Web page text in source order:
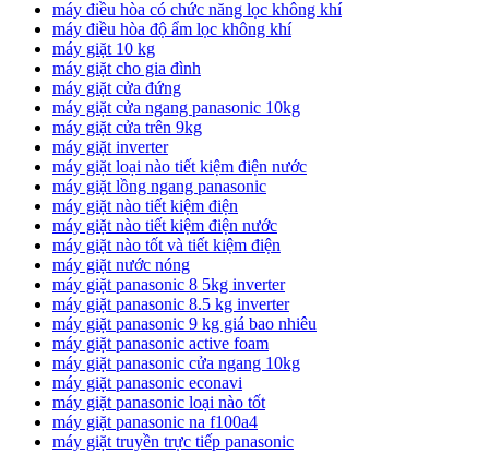
máy điều hòa có chức năng lọc không khí
máy điều hòa độ ẩm lọc không khí
máy giặt 10 kg
máy giặt cho gia đình
máy giặt cửa đứng
máy giặt cửa ngang panasonic 10kg
máy giặt cửa trên 9kg
máy giặt inverter
máy giặt loại nào tiết kiệm điện nước
máy giặt lồng ngang panasonic
máy giặt nào tiết kiệm điện
máy giặt nào tiết kiệm điện nước
máy giặt nào tốt và tiết kiệm điện
máy giặt nước nóng
máy giặt panasonic 8 5kg inverter
máy giặt panasonic 8.5 kg inverter
máy giặt panasonic 9 kg giá bao nhiêu
máy giặt panasonic active foam
máy giặt panasonic cửa ngang 10kg
máy giặt panasonic econavi
máy giặt panasonic loại nào tốt
máy giặt panasonic na f100a4
máy giặt truyền trực tiếp panasonic